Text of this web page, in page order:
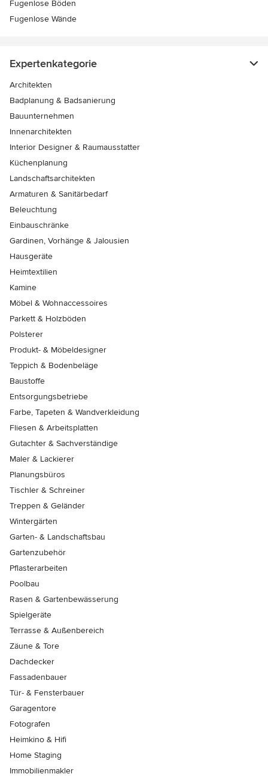
Fugenlose Böden
Fugenlose Wände
Expertenkategorie
Architekten
Badplanung & Badsanierung
Bauunternehmen
Innenarchitekten
Interior Designer & Raumausstatter
Küchenplanung
Landschaftsarchitekten
Armaturen & Sanitärbedarf
Beleuchtung
Einbauschränke
Gardinen, Vorhänge & Jalousien
Hausgeräte
Heimtextilien
Kamine
Möbel & Wohnaccessoires
Parkett & Holzböden
Polsterer
Produkt- & Möbeldesigner
Teppich & Bodenbeläge
Baustoffe
Entsorgungsbetriebe
Farbe, Tapeten & Wandverkleidung
Fliesen & Arbeitsplatten
Gutachter & Sachverständige
Maler & Lackierer
Planungsbüros
Tischler & Schreiner
Treppen & Geländer
Wintergärten
Garten- & Landschaftsbau
Gartenzubehör
Pflasterarbeiten
Poolbau
Rasen & Gartenbewässerung
Spielgeräte
Terrasse & Außenbereich
Zäune & Tore
Dachdecker
Fassadenbauer
Tür- & Fensterbauer
Garagentore
Fotografen
Heimkino & Hifi
Home Staging
Immobilienmakler